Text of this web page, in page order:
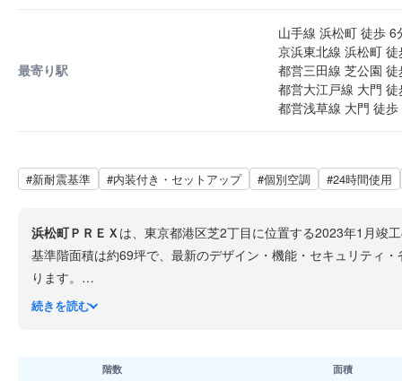
最寄り駅
山手線 浜松町 徒歩 6
京浜東北線 浜松町
都営三田線 芝公園
都営大江戸線 大門
都営浅草線 大門 徒歩
#新耐震基準 #内装付き・セットアップ #個別空調 #24時間使用
浜松町ＰＲＥＸ は、東京都港区芝2丁目に位置する2023年1月竣
基準階面積は約69坪で、最新のデザイン・機能・セキュリティ
ります。
1階には入居者専用の共用ラウンジが設けられ、屋上にはレイ
続きを読む
階数 面積